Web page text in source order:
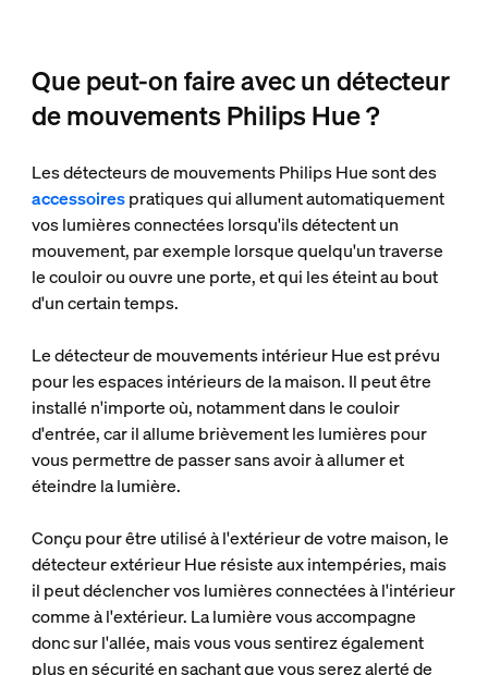
Que peut-on faire avec un détecteur
de mouvements Philips Hue ?
Les détecteurs de mouvements Philips Hue sont des
accessoirespratiques qui allument automatiquement
vos lumières connectées lorsqu'ils détectent un
mouvement, par exemple lorsque quelqu'un traverse
le couloir ou ouvre une porte, et qui les éteint au bout
d'un certain temps.
Le détecteur de mouvements intérieur Hue est prévu
pour les espaces intérieurs de la maison. Il peut être
installé n'importe où, notamment dans le couloir
d'entrée, car il allume brièvement les lumières pour
vous permettre de passer sans avoir à allumer et
éteindre la lumière.
Conçu pour être utilisé à l'extérieur de votre maison, le
détecteur extérieur Hue résiste aux intempéries, mais
il peut déclencher vos lumières connectées à l'intérieur
comme à l'extérieur. La lumière vous accompagne
donc sur l'allée, mais vous vous sentirez également
plus en sécurité en sachant que vous serez alerté de